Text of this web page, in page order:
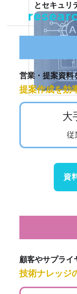
とセキュリ
営業・提案資料
提案作成を効
大
従
資
顧客やサプライ
技術ナレッジ